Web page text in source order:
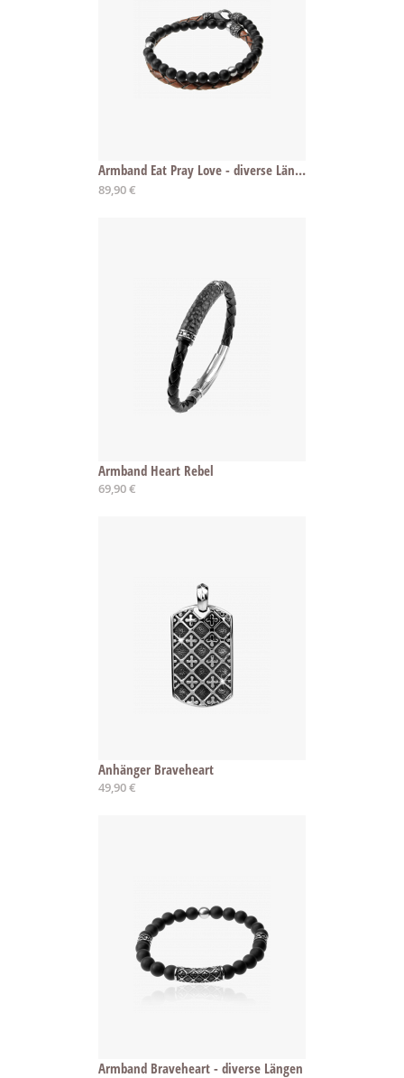
Armband Eat Pray Love - diverse Längen
89,90 €
Armband Heart Rebel
69,90 €
Anhänger Braveheart
49,90 €
Armband Braveheart - diverse Längen